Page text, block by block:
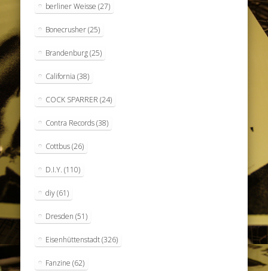
berliner Weisse (27)
Bonecrusher(25)
Brandenburg(25)
California (38)
COCK SPARRER (24)
Contra Records(38)
Cottbus(26)
D.I.Y. (110)
diy(61)
Dresden (51)
Eisenhüttenstadt(326)
Fanzine (62)